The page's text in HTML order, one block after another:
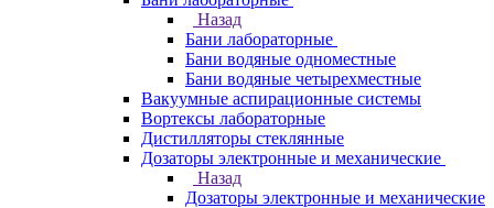
Назад
Бани лабораторные
Бани водяные одноместные
Бани водяные четырехместные
Вакуумные аспирационные системы
Вортексы лабораторные
Дистилляторы стеклянные
Дозаторы электронные и механические
Назад
Дозаторы электронные и механические